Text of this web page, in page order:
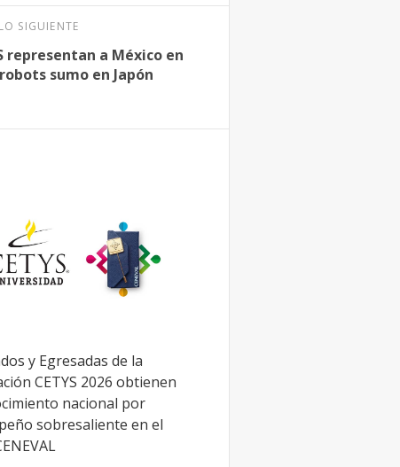
SIGUIENTE
representan a México en
sumo en Japón
y Egresadas de la
CETYS 2026 obtienen
nacional por
sobresaliente en el